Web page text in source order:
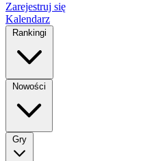
Zarejestruj się
Kalendarz
Rankingi
Nowości
Gry